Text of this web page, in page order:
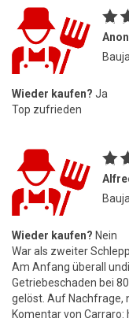
Wieder kaufen? Ja
Top zufrieden
Wieder kaufen? Nein
War als zweiter
Am Anfang überall
Getriebeschaden bei
gelöst. Auf Nachfrage,
Komentar von